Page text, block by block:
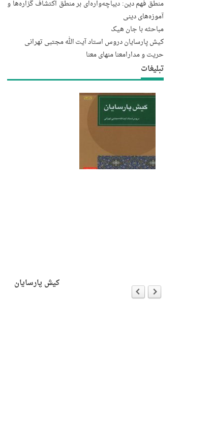
منطق فهم دین: دیباچه‌واره‌ای بر منطق اکتشاف گزاره‌ها و
آموزه‌های دینی
مباحثه با جان هیک
کیش پارسایان دروس استاد آیت الله مجتبى تهرانى
حریت و مدارامعنا منهای معنا
تبلیغات
کیش پارسایان